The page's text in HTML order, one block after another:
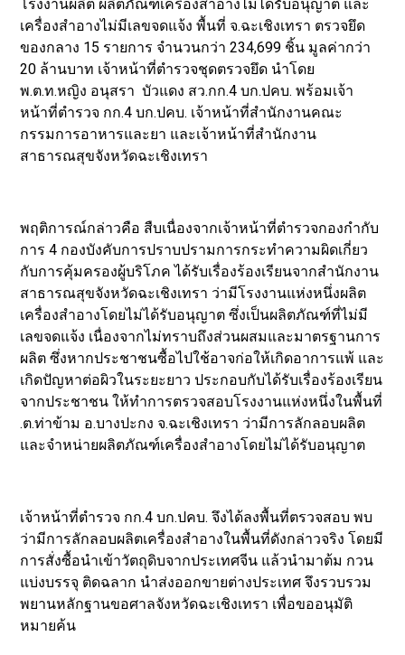
โรงงานผลิต ผลิตภัณฑ์เครื่องสำอางไม่ได้รับอนุญาต และ
เครื่องสำอางไม่มีเลขจดแจ้ง พื้นที่ จ.ฉะเชิงเทรา ตรวจยึด
ของกลาง 15 รายการ จำนวนกว่า 234,699 ชิ้น มูลค่ากว่า
20 ล้านบาท เจ้าหน้าที่ตำรวจชุดตรวจยึด นำโดย
พ.ต.ท.หญิง อนุสรา บัวแดง สว.กก.4 บก.ปคบ. พร้อมเจ้า
หน้าที่ตำรวจ กก.4 บก.ปคบ. เจ้าหน้าที่สำนักงานคณะ
กรรมการอาหารและยา และเจ้าหน้าที่สำนักงาน
สาธารณสุขจังหวัดฉะเชิงเทรา
พฤติการณ์กล่าวคือ สืบเนื่องจากเจ้าหน้าที่ตำรวจกองกำกับ
การ 4 กองบังคับการปราบปรามการกระทำความผิดเกี่ยว
กับการคุ้มครองผู้บริโภค ได้รับเรื่องร้องเรียนจากสำนักงาน
สาธารณสุขจังหวัดฉะเชิงเทรา ว่ามีโรงงานแห่งหนึ่งผลิต
เครื่องสำอางโดยไม่ได้รับอนุญาต ซึ่งเป็นผลิตภัณฑ์ที่ไม่มี
เลขจดแจ้ง เนื่องจากไม่ทราบถึงส่วนผสมและมาตรฐานการ
ผลิต ซึ่งหากประชาชนซื้อไปใช้อาจก่อให้เกิดอาการแพ้ และ
เกิดปัญหาต่อผิวในระยะยาว ประกอบกับได้รับเรื่องร้องเรียน
จากประชาชน ให้ทำการตรวจสอบโรงงานแห่งหนึ่งในพื้นที่
.ต.ท่าข้าม อ.บางปะกง จ.ฉะเชิงเทรา ว่ามีการลักลอบผลิต
และจำหน่ายผลิตภัณฑ์เครื่องสำอางโดยไม่ได้รับอนุญาต
เจ้าหน้าที่ตำรวจ กก.4 บก.ปคบ. จึงได้ลงพื้นที่ตรวจสอบ พบ
ว่ามีการลักลอบผลิตเครื่องสำอางในพื้นที่ดังกล่าวจริง โดยมี
การสั่งซื้อนำเข้าวัตถุดิบจากประเทศจีน แล้วนำมาต้ม กวน
แบ่งบรรจุ ติดฉลาก นำส่งออกขายต่างประเทศ จึงรวบรวม
พยานหลักฐานขอศาลจังหวัดฉะเชิงเทรา เพื่อขออนุมัติ
หมายค้น